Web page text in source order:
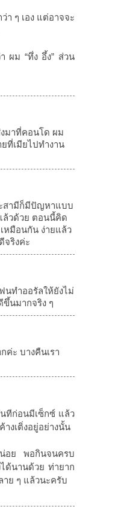
ๆ เอง แต่อาจจะ
ผม “ทึ่ง อึ้ง” ส่วน
มาที่คอนโด ผม
ที่เมียไปทำงาน
ะสามีก็มีปัญหาแบบ
ล้วด้วย ตอนนี้คิด
หมือนกัน ง่ายแล้ว
จริงค่ะ
นทำออรัลให้ยังไม่
นมากจริง ๆ
ค่ะ บางคืนเรา
ทีก่อนมีเซ็กซ์ แล้ว
งเติ่งอยู่อย่างนั้น
น่อย พอกินจนครบ
ด้นานด้วย ท่ายาก
ย ๆ แล้วนะครับ